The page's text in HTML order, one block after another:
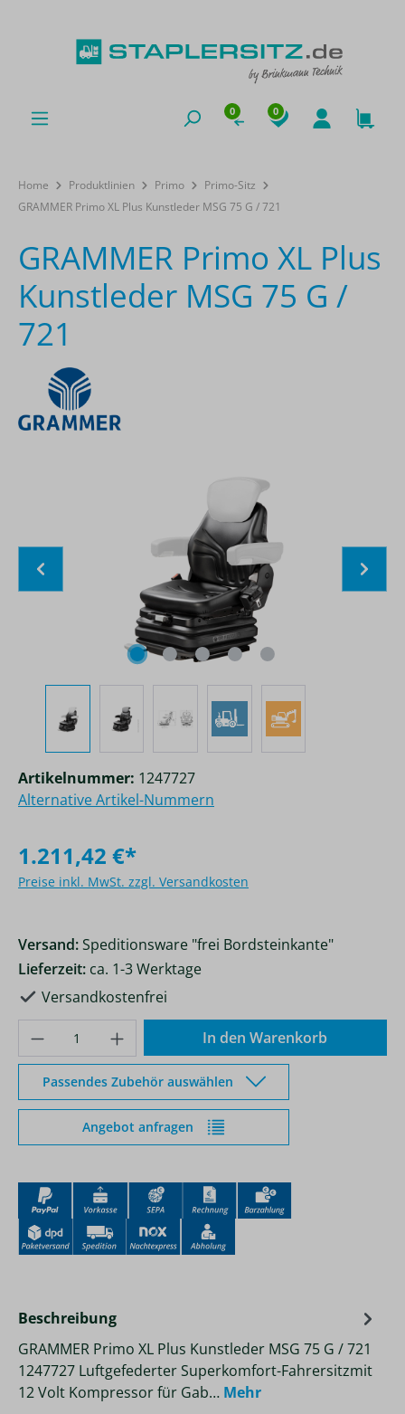
0 0
Home Produktlinien Primo
Primo-Sitz
GRAMMER Primo XL Plus Kunstleder MSG 75 G / 721
GRAMMER Primo XL Plus
Kunstleder MSG 75 G /
721
1.211,42 €*
Preise inkl. MwSt. zzgl. Versandkosten
Versand:Speditionsware "frei Bordsteinkante"
Lieferzeit: ca. 1-3 Werktage
Versandkostenfrei
Artikelnummer: 1247727
Alternative Artikel-Nummern
Produkt Anzahl: Gib den gewünschten
In den Warenkorb
Passendes Zubehör auswählen
Angebot anfragen
Beschreibung
GRAMMER Primo XL Plus Kunstleder MSG 75 G / 721
1247727 Luftgefederter Superkomfort-Fahrersitzmit
12 Volt Kompressor für Gab… Mehr